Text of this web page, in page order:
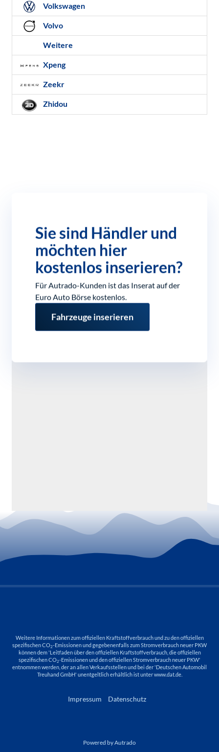
Volkswagen
Volvo
Weitere
Xpeng
Zeekr
Zhidou
Sie sind Händler und
möchten hier
kostenlos inserieren?
Für Autrado-Kunden ist das Inserat auf der
Euro Auto Börse kostenlos.
Fahrzeuge inserieren
Weitere Informationen zum offiziellen Kraftstoffverbrauch und zu den offiziellen
spezifischen CO2-Emissionen und gegebenenfalls zum Stromverbrauch neuer PKW
können dem 'Leitfaden über den offiziellen Kraftstoffverbrauch, die offiziellen
spezifischen CO2-Emissionen und den offiziellen Stromverbrauch neuer PKW'
entnommen werden, der an allen Verkaufsstellen und bei der 'Deutschen Automobil
Treuhand GmbH' unentgeltlich erhältlich ist unter www.dat.de.
Impressum Datenschutz
Powered by Autrado